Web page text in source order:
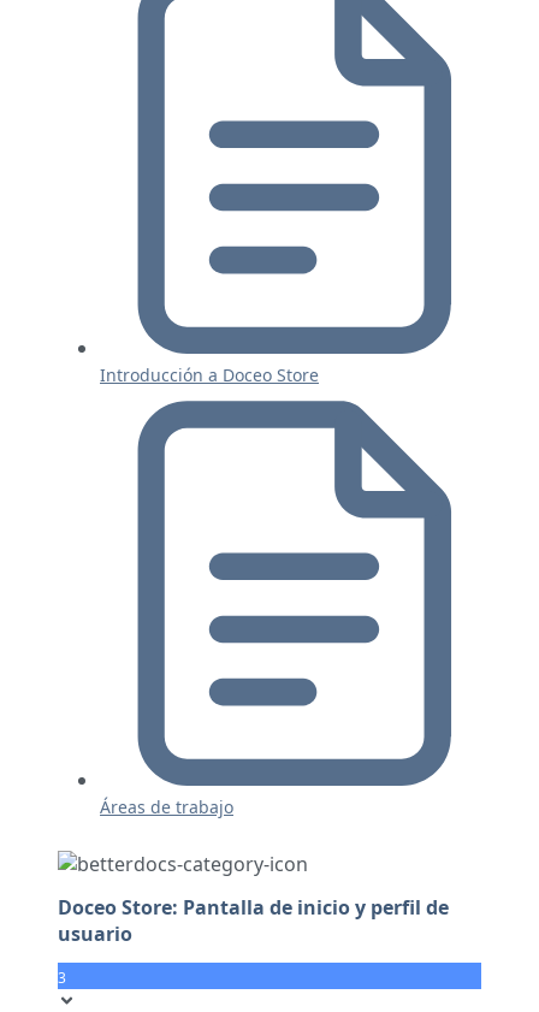
Introducción a Doceo Store
Áreas de trabajo
Doceo Store: Pantalla de inicio y perfil de
usuario
3